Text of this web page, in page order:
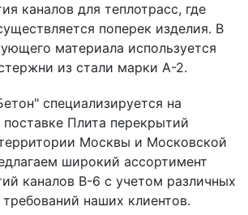
каналов для теплотрасс, где
поперек изделия. В
материала используется
из стали марки А-2.
специализируется на
Плита перекрытий
Москвы и Московской
широкий ассортимент
каналов В-6 с учетом различных
наших клиентов.